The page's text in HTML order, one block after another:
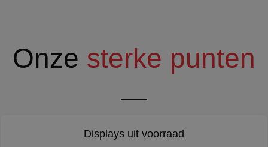
Onze sterke punten
Displays uit voorraad